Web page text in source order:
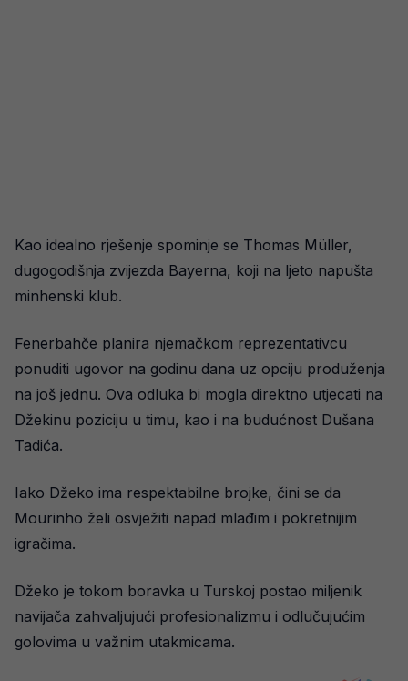
Kao idealno rješenje spominje se Thomas Müller,
dugogodišnja zvijezda Bayerna, koji na ljeto napušta
minhenski klub.
Fenerbahče planira njemačkom reprezentativcu
ponuditi ugovor na godinu dana uz opciju produženja
na još jednu. Ova odluka bi mogla direktno utjecati na
Džekinu poziciju u timu, kao i na budućnost Dušana
Tadića.
Iako Džeko ima respektabilne brojke, čini se da
Mourinho želi osvježiti napad mlađim i pokretnijim
igračima.
Džeko je tokom boravka u Turskoj postao miljenik
navijača zahvaljujući profesionalizmu i odlučujućim
golovima u važnim utakmicama.